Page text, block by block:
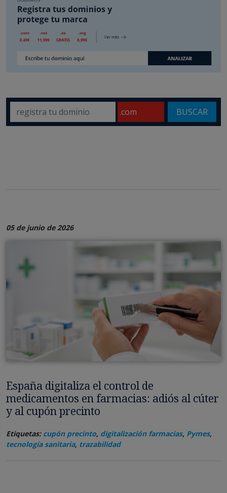
BUSCAR
05 de junio de 2026
España digitaliza el control de
medicamentos en farmacias: adiós al cúter
y al cupón precinto
Etiquetas: cupón precinto, digitalización farmacias, Pymes,
tecnología sanitaria, trazabilidad